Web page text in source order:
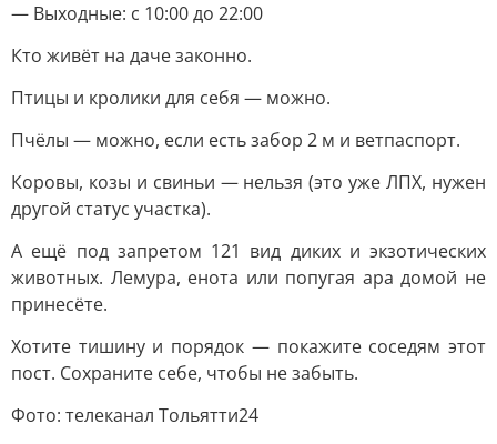
— Выходные: с 10:00 до 22:00
Кто живёт на даче законно.
Птицы и кролики для себя — можно.
Пчёлы — можно, если есть забор 2 м и ветпаспорт.
Коровы, козы и свиньи — нельзя (это уже ЛПХ, нужен
другой статус участка).
А ещё под запретом 121 вид диких и экзотических
животных. Лемура, енота или попугая ара домой не
принесёте.
Хотите тишину и порядок — покажите соседям этот
пост. Сохраните себе, чтобы не забыть.
Фото: телеканал Тольятти24